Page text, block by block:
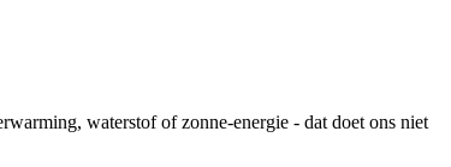
waterstof of zonne-energie - dat doet ons niet